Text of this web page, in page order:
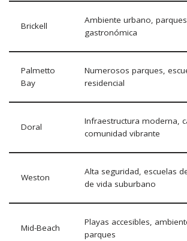
Brickell
Ambiente urbano,
gastronómica
Palmetto
Bay
Numerosos parques,
residencial
Doral
Infraestructura moderna,
comunidad vibrante
Weston
Alta seguridad, escuelas
de vida suburbano
Mid-Beach
Playas accesibles,
parques